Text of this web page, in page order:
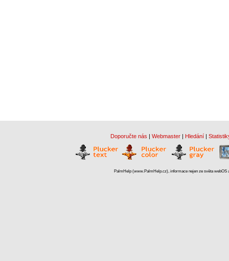
Doporučte nás | Webmaster | Hledání |
PalmHelp (www.PalmHelp.cz), informace nejen ze světa